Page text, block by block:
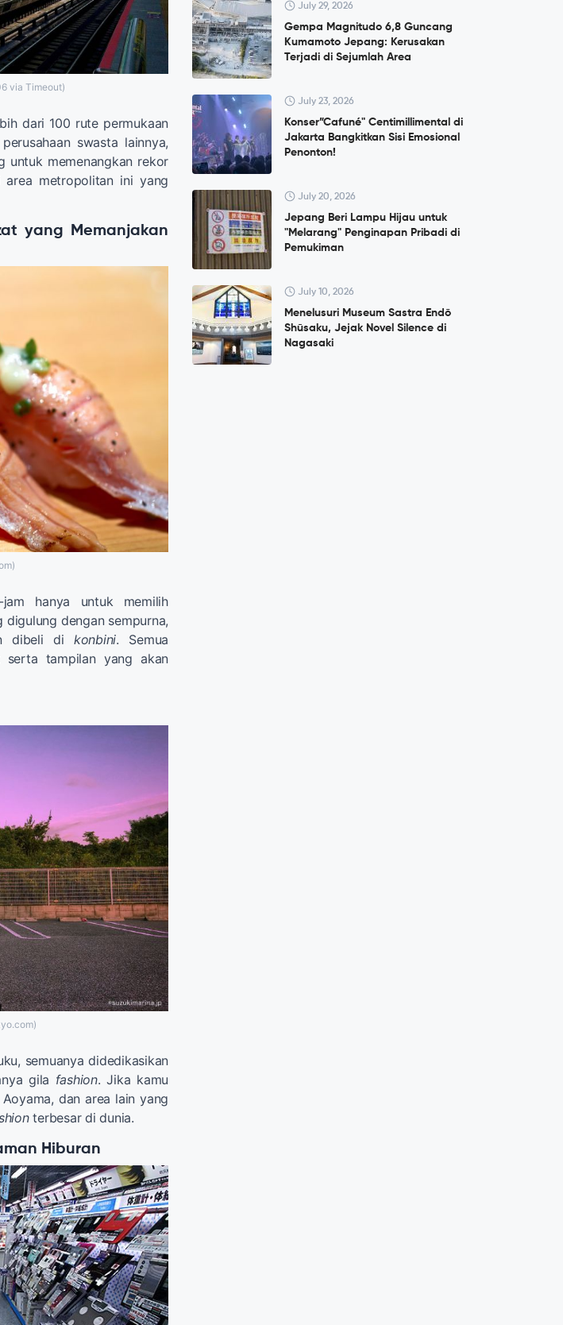
via Timeout)
dari 100 rute permukaan
swasta lainnya,
untuk memenangkan rekor
area metropolitan ini yang
yang Memanjakan
hanya untuk memilih
dengan sempurna,
dibeli di konbini. Semua
tampilan yang akan
semuanya didedikasikan
gila fashion. Jika kamu
dan area lain yang
terbesar di dunia.
Hiburan
July 29, 2026
Gempa Magnitudo 6,8 Guncang
Kumamoto Jepang: Kerusakan
Terjadi di Sejumlah Area
July 23, 2026
Konser”Cafuné" Centimillimental di
Jakarta Bangkitkan Sisi Emosional
Penonton!
July 20, 2026
Jepang Beri Lampu Hijau untuk
"Melarang" Penginapan Pribadi di
Pemukiman
July 10, 2026
Menelusuri Museum Sastra Endō
Shūsaku, Jejak Novel Silence di
Nagasaki